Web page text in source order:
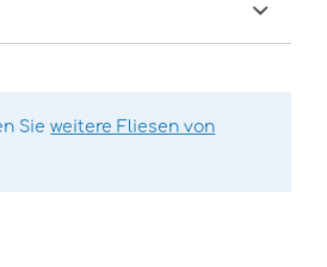
Sieweitere Fliesen von